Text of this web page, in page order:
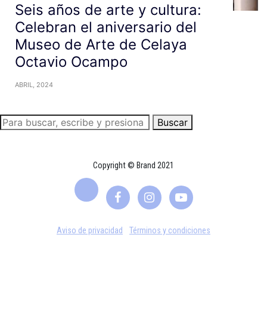
Seis años de arte y cultura:
Celebran el aniversario del
Museo de Arte de Celaya
Octavio Ocampo
ABRIL, 2024
Buscar
Copyright © Brand 2021
Aviso de privacidad Términos y condiciones